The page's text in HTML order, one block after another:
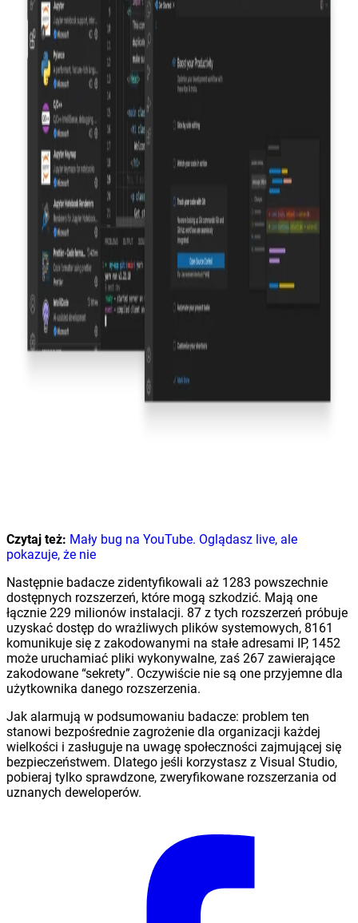
Czytaj też: Mały bug na YouTube. Oglądasz live, ale
pokazuje, że nie
Następnie badacze zidentyfikowali aż 1283 powszechnie
dostępnych rozszerzeń, które mogą szkodzić. Mają one
łącznie 229 milionów instalacji. 87 z tych rozszerzeń próbuje
uzyskać dostęp do wrażliwych plików systemowych, 8161
komunikuje się z zakodowanymi na stałe adresami IP, 1452
może uruchamiać pliki wykonywalne, zaś 267 zawierające
zakodowane “sekrety”. Oczywiście nie są one przyjemne dla
użytkownika danego rozszerzenia.
Jak alarmują w podsumowaniu badacze: problem ten
stanowi bezpośrednie zagrożenie dla organizacji każdej
wielkości i zasługuje na uwagę społeczności zajmującej się
bezpieczeństwem. Dlatego jeśli korzystasz z Visual Studio,
pobieraj tylko sprawdzone, zweryfikowane rozszerzania od
uznanych deweloperów.